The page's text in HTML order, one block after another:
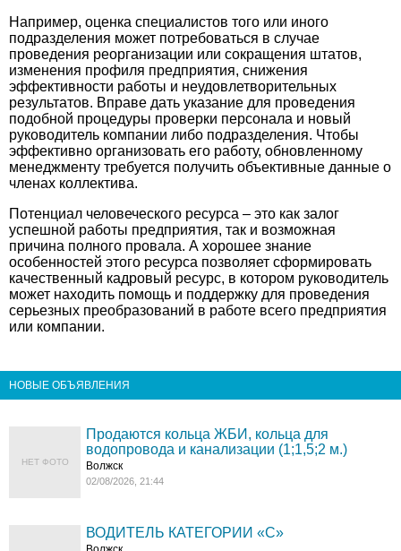
Например, оценка специалистов того или иного
подразделения может потребоваться в случае
проведения реорганизации или сокращения штатов,
изменения профиля предприятия, снижения
эффективности работы и неудовлетворительных
результатов. Вправе дать указание для проведения
подобной процедуры проверки персонала и новый
руководитель компании либо подразделения. Чтобы
эффективно организовать его работу, обновленному
менеджменту требуется получить объективные данные о
членах коллектива.
Потенциал человеческого ресурса – это как залог
успешной работы предприятия, так и возможная
причина полного провала. А хорошее знание
особенностей этого ресурса позволяет сформировать
качественный кадровый ресурс, в котором руководитель
может находить помощь и поддержку для проведения
серьезных преобразований в работе всего предприятия
или компании.
НОВЫЕ ОБЪЯВЛЕНИЯ
НЕТ ФОТО
Продаются кольца ЖБИ, кольца для
водопровода и канализации (1;1,5;2 м.)
Волжск
02/08/2026, 21:44
ВОДИТЕЛЬ КАТЕГОРИИ «C»